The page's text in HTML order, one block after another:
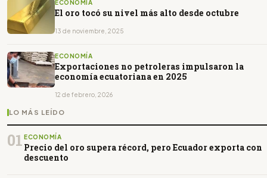
ECONOMÍA
El oro tocó su nivel más alto desde octubre
13 de noviembre, 2025
ECONOMÍA
Exportaciones no petroleras impulsaron la
economía ecuatoriana en 2025
12 de febrero, 2026
LO MÁS LEÍDO
01 ECONOMÍA
Precio del oro supera récord, pero Ecuador exporta con
descuento